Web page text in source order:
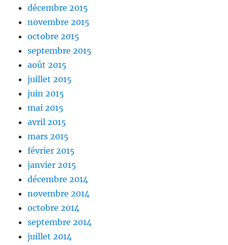
décembre 2015
novembre 2015
octobre 2015
septembre 2015
août 2015
juillet 2015
juin 2015
mai 2015
avril 2015
mars 2015
février 2015
janvier 2015
décembre 2014
novembre 2014
octobre 2014
septembre 2014
juillet 2014